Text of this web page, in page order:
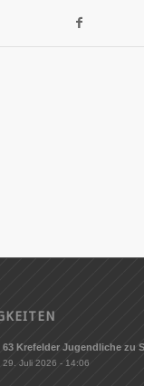
63 Krefelder Jugendliche zu
29. Juli 2026 - 14:06